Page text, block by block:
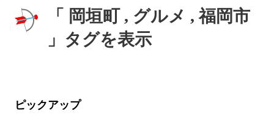
「 岡垣町 , グルメ , 福岡市
」タグを表示
ピックアップ